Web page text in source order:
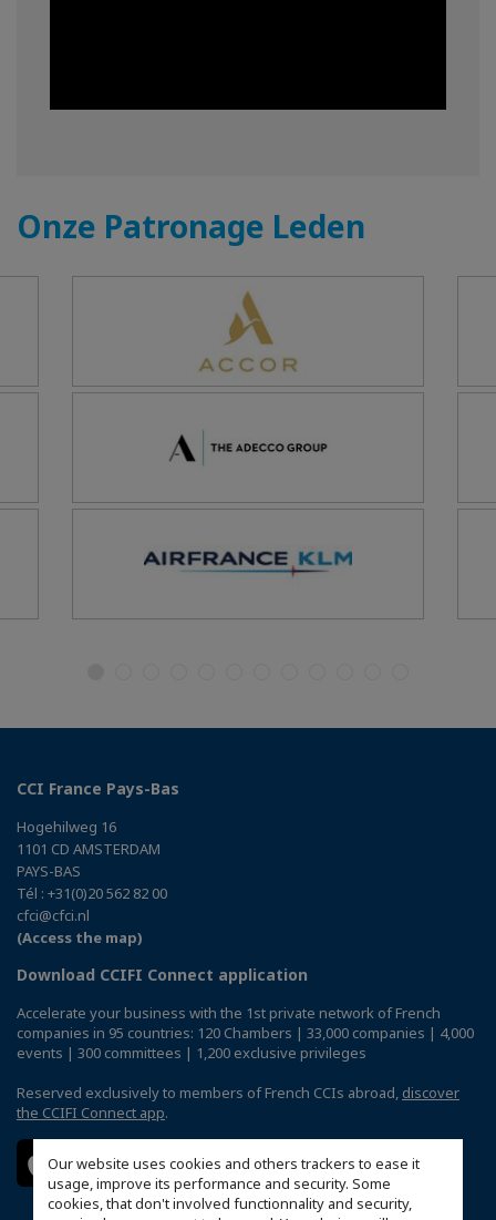
Our website uses cookies and others trackers to ease it
usage, improve its performance and security. Some
cookies, that don't involved functionnality and security,
Onze Patronage Leden
CCI France Pays-Bas
Hogehilweg 16
1101 CD AMSTERDAM
PAYS-BAS
Tél : +31(0)20 562 82 00
cfci@cfci.nl
(Access the map)
Download CCIFI Connect application
Accelerate your business with the 1st private network of French
companies in 95 countries: 120 Chambers | 33,000 companies | 4,000
events | 300 committees | 1,200 exclusive privileges
Reserved exclusively to members of French CCIs abroad, discover
the CCIFI Connect app.